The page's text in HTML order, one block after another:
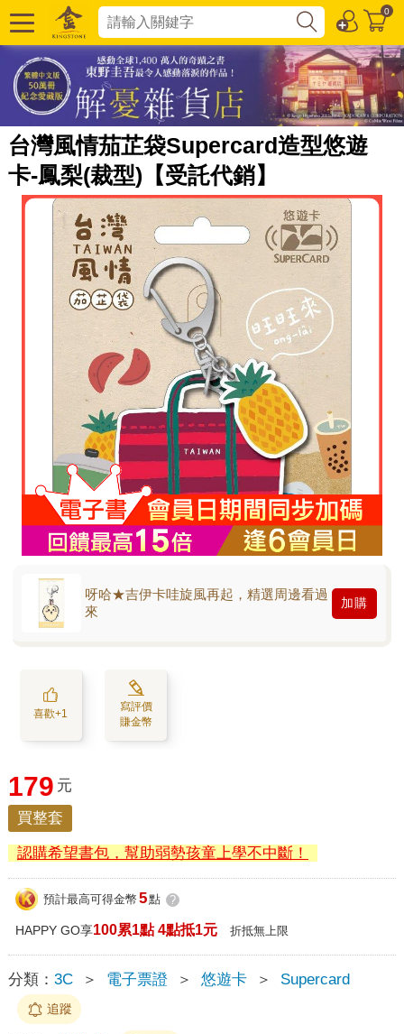
0
台灣風情茄芷袋Supercard造型悠遊
卡-鳳梨(裁型)【受託代銷】
呀哈★吉伊卡哇旋風再起，精選周邊看過
來
加購
喜歡+1
寫評價
賺金幣
179 元
買整套
認購希望書包，幫助弱勢孩童上學不中斷！
預計最高可得金幣 5點 ?
HAPPY GO享100累1點 4點抵1元 折抵無上限
分類： 3C ＞ 電子票證 ＞ 悠遊卡 ＞ Supercard
追蹤